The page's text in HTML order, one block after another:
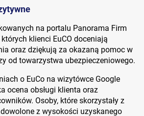
na portalu Panorama Firm
klienci EuCO doceniają
oraz dziękują za okazaną pomoc w
od towarzystwa ubezpieczeniowego.
o EuCo na wizytówce Google
ocena obsługi klienta oraz
Osoby, które skorzystały z
z wysokości uzyskanego